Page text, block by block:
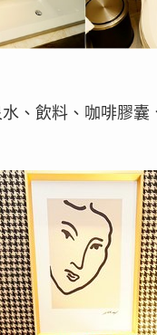
、飲料、咖啡膠囊